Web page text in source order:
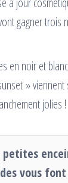
gagner trois
en noir et
» viennent
jolies !
petites
vous